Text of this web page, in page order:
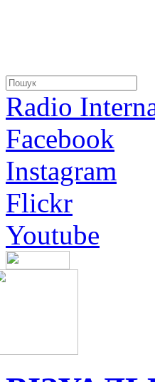
Radio
Facebook
Instagram
Flickr
Youtube